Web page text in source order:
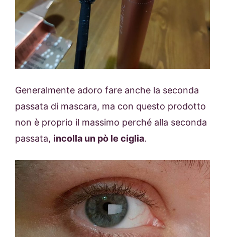
Generalmente adoro fare anche la seconda
passata di mascara, ma con questo prodotto
non è proprio il massimo perché alla seconda
passata, incolla un pò le ciglia.